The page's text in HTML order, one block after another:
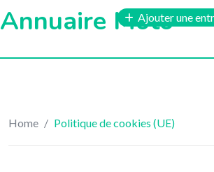
Annuaire Moto
Ajouter une
Home / Politique de cookies (UE)